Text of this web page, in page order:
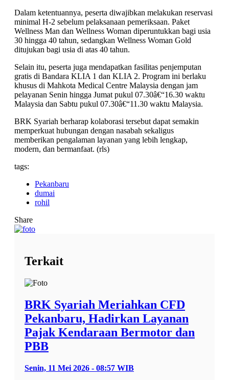
Dalam ketentuannya, peserta diwajibkan melakukan reservasi
minimal H-2 sebelum pelaksanaan pemeriksaan. Paket
Wellness Man dan Wellness Woman diperuntukkan bagi usia
30 hingga 40 tahun, sedangkan Wellness Woman Gold
ditujukan bagi usia di atas 40 tahun.
Selain itu, peserta juga mendapatkan fasilitas penjemputan
gratis di Bandara KLIA 1 dan KLIA 2. Program ini berlaku
khusus di Mahkota Medical Centre Malaysia dengan jam
pelayanan Senin hingga Jumat pukul 07.30â€“16.30 waktu
Malaysia dan Sabtu pukul 07.30â€“11.30 waktu Malaysia.
BRK Syariah berharap kolaborasi tersebut dapat semakin
memperkuat hubungan dengan nasabah sekaligus
memberikan pengalaman layanan yang lebih lengkap,
modern, dan bermanfaat. (rls)
tags:
Pekanbaru
dumai
rohil
Share
Terkait
BRK Syariah Meriahkan CFD
Pekanbaru, Hadirkan Layanan
Pajak Kendaraan Bermotor dan
PBB
Senin, 11 Mei 2026 - 08:57 WIB